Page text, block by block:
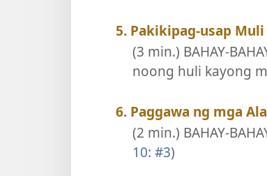
5. Pakikipag-usap Muli
(3 min.) BAHAY-
noong huli kayong
6. Paggawa ng mga
(2 min.) BAHAY-
10: #3)